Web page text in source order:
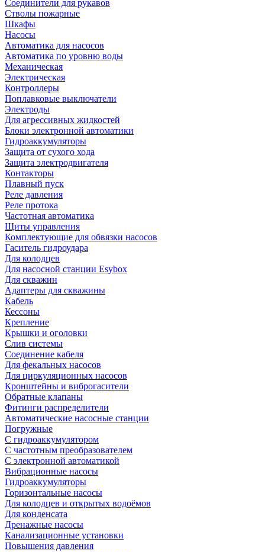
Соединители для рукавов
Стволы пожарные
Шкафы
Насосы
Автоматика для насосов
Автоматика по уровню воды
Механическая
Электрическая
Контроллеры
Поплавковые выключатели
Электроды
Для агрессивных жидкостей
Блоки электронной автоматики
Гидроаккумуляторы
Защита от сухого хода
Защита электродвигателя
Контакторы
Плавный пуск
Реле давления
Реле протока
Частотная автоматика
Щиты управления
Комплектующие для обвязки насосов
Гаситель гидроудара
Для колодцев
Для насосной станции Esybox
Для скважин
Адаптеры для скважины
Кабель
Кессоны
Крепление
Крышки и оголовки
Слив системы
Соединение кабеля
Для фекальных насосов
Для циркуляционных насосов
Кронштейны и виброгасители
Обратные клапаны
Фитинги распределители
Автоматические насосные станции
Погружные
С гидроаккумулятором
С частотным преобразователем
С электронной автоматикой
Вибрационные насосы
Гидроаккумуляторы
Горизонтальные насосы
Для колодцев и открытых водоёмов
Для конденсата
Дренажные насосы
Канализационные установки
Повышения давления